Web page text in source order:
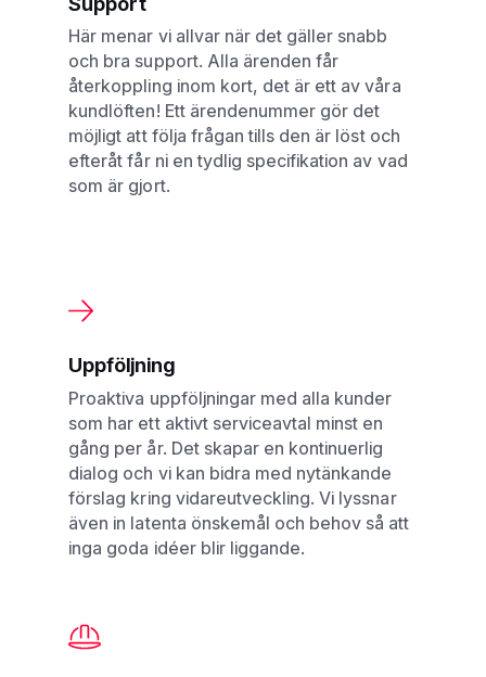
Här menar vi allvar när det gäller snabb
och bra support. Alla ärenden får
återkoppling inom kort, det är ett av våra
kundlöften! Ett ärendenummer gör det
möjligt att följa frågan tills den är löst och
efteråt får ni en tydlig specifikation av vad
som är gjort.
Uppföljning
Proaktiva uppföljningar med alla kunder
som har ett aktivt serviceavtal minst en
gång per år. Det skapar en kontinuerlig
dialog och vi kan bidra med nytänkande
förslag kring vidareutveckling. Vi lyssnar
även in latenta önskemål och behov så att
inga goda idéer blir liggande.